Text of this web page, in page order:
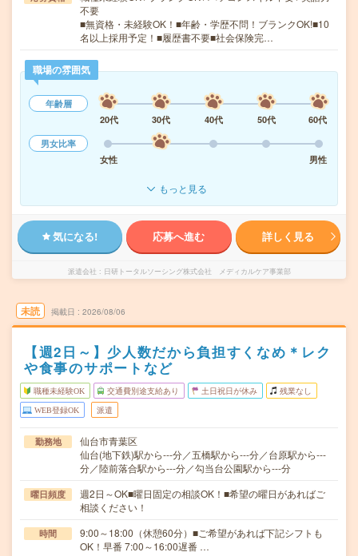
不要
■無資格・未経験OK！■年齢・学歴不問！ブランクOK!■10
名以上採用予定！■履歴書不要■社会保険完…
職場の雰囲気
年齢層
20代
30代 40代 50代
60代
男女比率
女性
男性
もっと見る
気になる! 応募へ進む 詳しく見る
派遣会社 日研トータルソーシング株式会社 メディカルケア事業部
未読 掲載日 2026/08/06
【週2日～】少人数だから負担すくなめ＊レク
や食事のサポートなど
職種未経験OK 交通費別途支給あり 土日祝日が休み 残業なし
WEB登録OK 派遣
勤務地
仙台市青葉区
仙台(地下鉄)駅から---分／五橋駅から---分／台原駅から---
分／陸前落合駅から---分／勾当台公園駅から---分
曜日頻度
週2日～OK■曜日固定の相談OK！■希望の曜日があればご
相談ください！
時間
9:00～18:00（休憩60分）■ご希望があれば下記シフトも
OK！早番 7:00～16:00遅番 …